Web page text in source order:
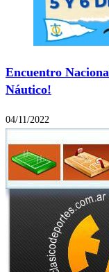
Encuentro
Náutico!
04/11/2022